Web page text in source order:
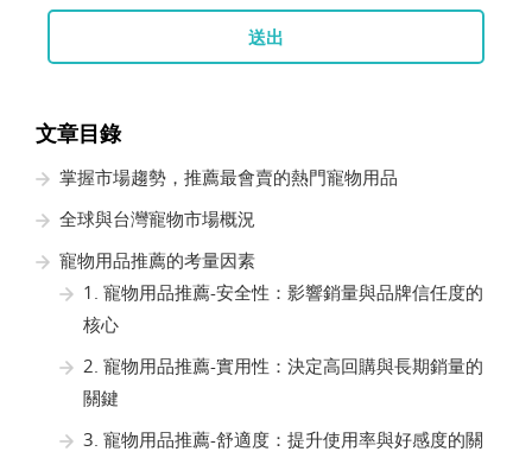
送出
文章目錄
掌握市場趨勢，推薦最會賣的熱門寵物用品
全球與台灣寵物市場概況
寵物用品推薦的考量因素
1. 寵物用品推薦-安全性：影響銷量與品牌信任度的
核心
2. 寵物用品推薦-實用性：決定高回購與長期銷量的
關鍵
3. 寵物用品推薦-舒適度：提升使用率與好感度的關